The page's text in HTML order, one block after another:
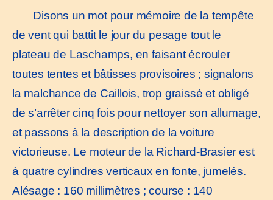
Disons un mot pour mémoire de la tempête
de vent qui battit le jour du pesage tout le
plateau de Laschamps, en faisant écrouler
toutes tentes et bâtisses provisoires ; signalons
la malchance de Caillois, trop graissé et obligé
de s’arrêter cinq fois pour nettoyer son allumage,
et passons à la description de la voiture
victorieuse. Le moteur de la Richard-Brasier est
à quatre cylindres verticaux en fonte, jumelés.
Alésage : 160 millimètres ; course : 140